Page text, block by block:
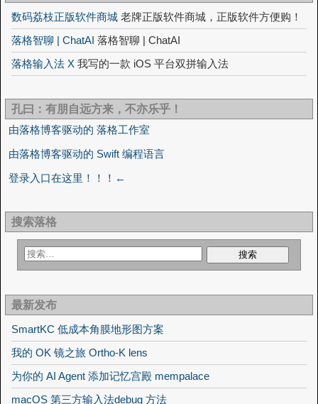
数码荔枝正版软件商城 老牌正版软件商城，正版软件方便购！
落格智聊 | ChatAI 落格智聊 | ChatAI
落格输入法 X 我写的一款 iOS 平台双拼输入法
孔曰：有朋自远方来，不亦乐乎！
由落格博客驱动的 落格工作室
由落格博客驱动的 Swift 编程语言
登录入口在这里！！！←
搜索落格
最新发布
SmartKC 低成本角膜地形图方案
我的 OK 镜之旅 Ortho-K lens
为你的 AI Agent 添加记忆宫殿 mempalace
macOS 第三方输入法debug 方法